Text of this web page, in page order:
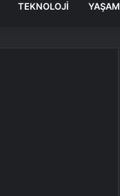
TEKNOLOJI YAŞAM